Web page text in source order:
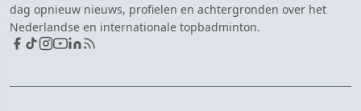
dag opnieuw nieuws, profielen en achtergronden over het
Nederlandse en internationale topbadminton.